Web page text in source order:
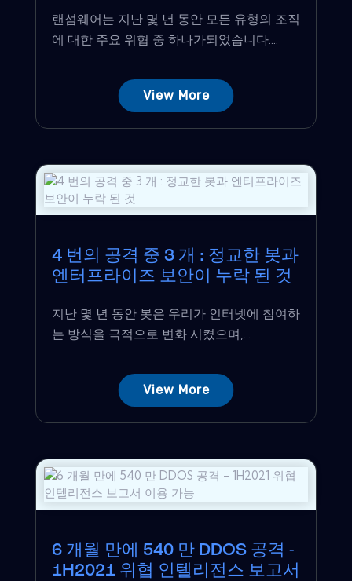
랜섬웨어는 지난 몇 년 동안 모든 유형의 조직
에 대한 주요 위협 중 하나가되었습니다....
View More
4 번의 공격 중 3 개 : 정교한 봇과
엔터프라이즈 보안이 누락 된 것
지난 몇 년 동안 봇은 우리가 인터넷에 참여하
는 방식을 극적으로 변화 시켰으며,...
View More
6 개월 만에 540 만 DDOS 공격 -
1H2021 위협 인텔리전스 보고서